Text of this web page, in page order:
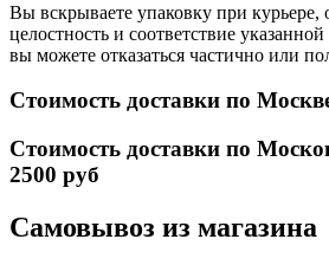
Вы вскрываете упаковку при курьере,
целостность и соответствие
вы можете отказаться частично или
Стоимость доставки по
Стоимость доставки по
2500 руб
Самовывоз из магазина